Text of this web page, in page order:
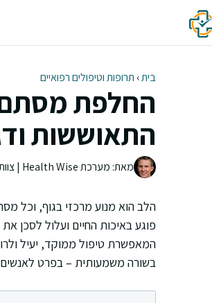
בית› תרופות וטיפולים רפואיים
החלפת מסתם
התאוששות
מאת: מערכת Health Wise | צוות העריכה
הלב הוא מנוע מרכזי בגוף, וכל
פוגע באיכות החיים ועלול לסכן
המאפשרת טיפול ממוקד, יעיל
בשורה משמעותית – בפרט לאנשים